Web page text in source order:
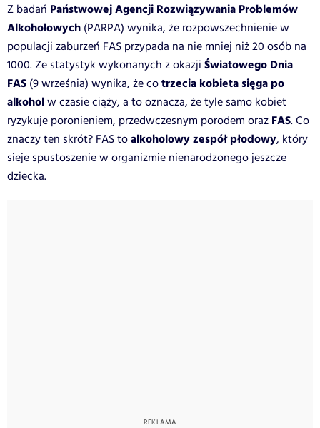
Z badań Państwowej Agencji Rozwiązywania Problemów
Alkoholowych (PARPA) wynika, że rozpowszechnienie w
populacji zaburzeń FAS przypada na nie mniej niż 20 osób na
1000. Ze statystyk wykonanych z okazji Światowego Dnia
FAS (9 września) wynika, że cotrzecia kobieta sięga po
alkoholw czasie ciąży, a to oznacza, że tyle samo kobiet
ryzykuje poronieniem, przedwczesnym porodem oraz FAS. Co
znaczy ten skrót? FAS toalkoholowy zespół płodowy, który
sieje spustoszenie w organizmie nienarodzonego jeszcze
dziecka.